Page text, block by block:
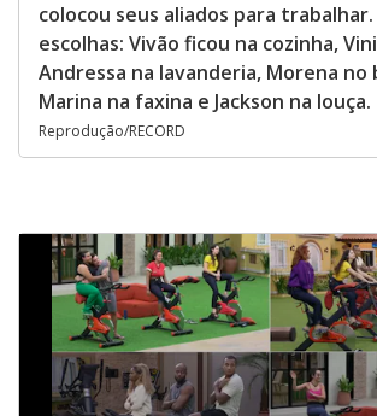
colocou seus aliados para trabalhar.
escolhas: Vivão ficou na cozinha,
Andressa na lavanderia, Morena no
Marina na faxina e Jackson na
Reprodução/RECORD